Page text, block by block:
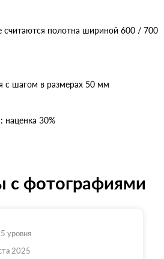
полотна шириной 600 / 700
с шагом в размерах 50 мм
30%
с фотографиями
уровня
2025